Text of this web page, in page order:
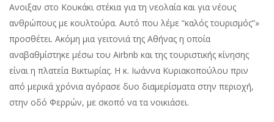
Ανοιξαν στο Κουκάκι στέκια για τη νεολαία και για νέους
ανθρώπους µε κουλτούρα. Αυτό που λέµε “καλός τουρισµός”»
προσθέτει. Ακόµη µια γειτονιά της Αθήνας η οποία
αναβαθµίστηκε µέσω του Airbnb και της τουριστικής κίνησης
είναι η πλατεία Βικτωρίας. Η κ. Ιωάννα Κυριακοπούλου πριν
από µερικά χρόνια αγόρασε δυο διαµερίσµατα στην περιοχή,
στην οδό Φερρών, µε σκοπό να τα νοικιάσει.